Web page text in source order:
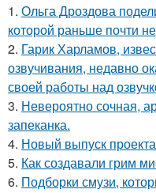
1. Ольга Дроздова
которой раньше почти
2. Гарик Харламов,
озвучивания, недавно
своей работы над
3. Невероятно сочная,
запеканка.
4. Новый выпуск
5. Как создавали грим
6. Подборки смузи,